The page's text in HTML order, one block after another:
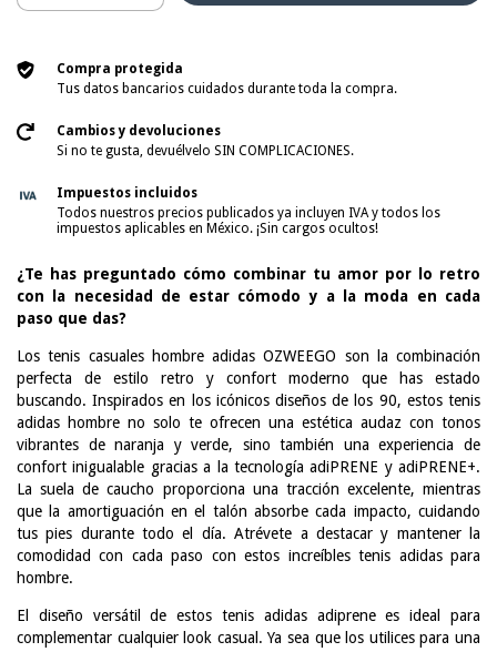
Compra protegida
Tus datos bancarios cuidados durante toda la compra.
Cambios y devoluciones
Si no te gusta, devuélvelo SIN COMPLICACIONES.
Impuestos incluidos
Todos nuestros precios publicados ya incluyen IVA y todos los
impuestos aplicables en México. ¡Sin cargos ocultos!
¿Te has preguntado cómo combinar tu amor por lo retro
con la necesidad de estar cómodo y a la moda en cada
paso que das?
Los tenis casuales hombre adidas OZWEEGO son la combinación
perfecta de estilo retro y confort moderno que has estado
buscando. Inspirados en los icónicos diseños de los 90, estos tenis
adidas hombre no solo te ofrecen una estética audaz con tonos
vibrantes de naranja y verde, sino también una experiencia de
confort inigualable gracias a la tecnología adiPRENE y adiPRENE+.
La suela de caucho proporciona una tracción excelente, mientras
que la amortiguación en el talón absorbe cada impacto, cuidando
tus pies durante todo el día. Atrévete a destacar y mantener la
comodidad con cada paso con estos increíbles tenis adidas para
hombre.
El diseño versátil de estos tenis adidas adiprene es ideal para
complementar cualquier look casual. Ya sea que los utilices para una